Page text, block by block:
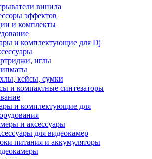
винила
эффектов
и комплекты
и комплектующие для Dj
иглы
кейсы, сумки
и компактные синтезаторы
и комплектующие для
и аксессуары
для видеокамер
питания и аккумуляторы